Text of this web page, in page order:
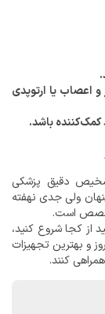
یا ارتوپدی
کمک‌کننده باشد.
دقیق پزشکی
ولی جدی نهفته
تخصص است.
کجا شروع کنید،
و بهترین تجهیزات
کنند.